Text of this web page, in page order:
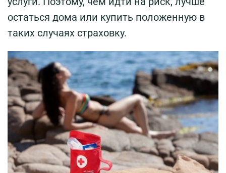
остаться дома или купить положенную в
таких случаях страховку.